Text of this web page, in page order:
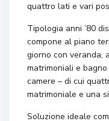
quattro lati e vari
Tipologia anni ’80
compone al piano
giorno con veranda,
matrimoniali e
camere – di cui
matrimoniale e una
Soluzione ideale